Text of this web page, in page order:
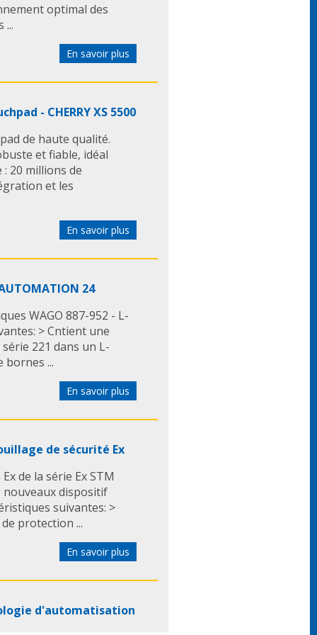
câble. Par ailleurs, la
pour absorber les
elle est trop tendue, la
et endommagée de façon
sa partie inférieure
à l'aide de vis à tête
câbles Bowden dans les vis
dans le chariot du
ce faire, il est possible
vissés fournis.
le couvercle du boîtier et le
au réglage final du
optimal des
...
En savoir plus
- CHERRY XS 5500
de haute qualité.
et fiable, idéal
20 millions de
et les
En savoir plus
24
WAGO 887-952 - L-
> Cntient une
221 dans un L-
bornes ...
En savoir plus
de sécurité Ex
de la série Ex STM
nouveaux dispositif
suivantes: >
protection ...
En savoir plus
d'automatisation